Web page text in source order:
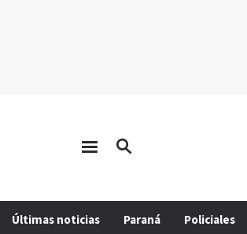
Últimas noticias Paraná Policiales